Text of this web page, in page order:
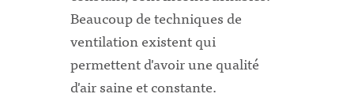
Beaucoup de techniques de
ventilation existent qui
permettent d'avoir une qualité
d'air saine et constante.